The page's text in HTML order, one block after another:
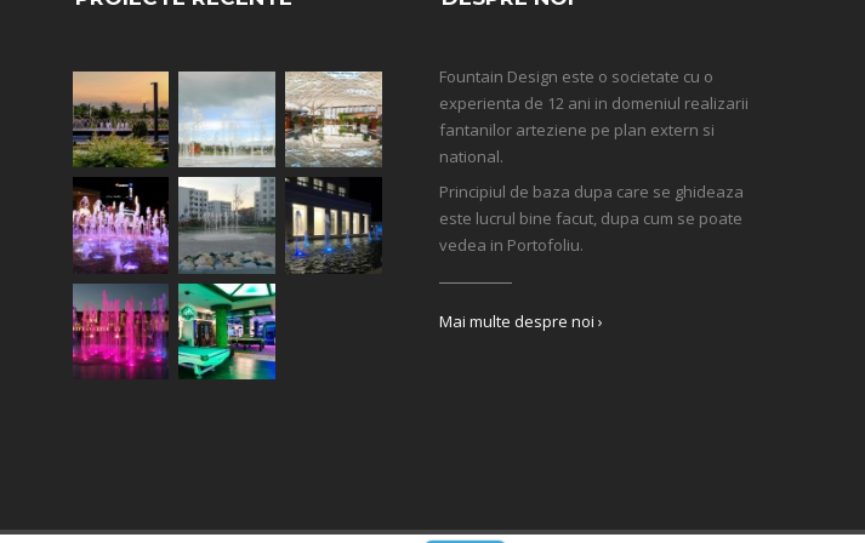
Fountain Design este o societate cu o
experienta de 12 ani in domeniul realizarii
fantanilor arteziene pe plan extern si
national.
Principiul de baza dupa care se ghideaza
este lucrul bine facut, dupa cum se poate
vedea in Portofoliu.
Mai multe despre noi ›